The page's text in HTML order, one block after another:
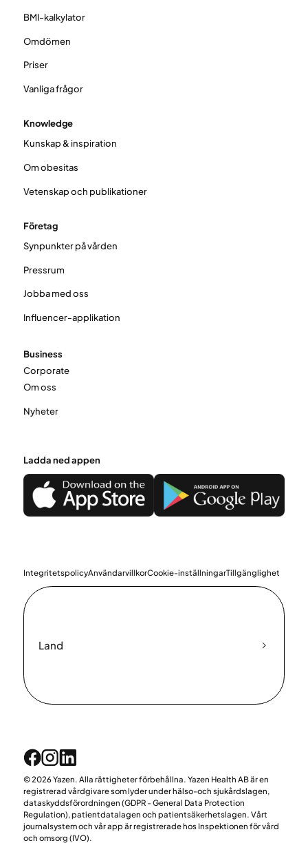
BMI-kalkylator
Omdömen
Priser
Vanliga frågor
Knowledge
Kunskap & inspiration
Om obesitas
Vetenskap och publikationer
Företag
Synpunkter på vården
Pressrum
Jobba med oss
Influencer-applikation
Business
Corporate
Om oss
Nyheter
Ladda ned appen
IntegritetspolicyAnvändarvillkorCookie-inställningarTillgänglighet
Land
© 2026 Yazen. Alla rättigheter förbehållna. Yazen Health AB är en
registrerad vårdgivare som lyder under hälso-och sjukårdslagen,
dataskyddsförordningen (GDPR - General Data Protection
Regulation), patientdatalagen och patientsäkerhetslagen. Vårt
journalsystem och vår app är registrerade hos Inspektionen för vård
och omsorg (IVO).